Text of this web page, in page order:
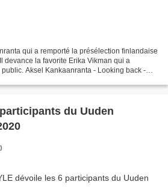
qui a remporté la présélection finlandaise
devance la favorite Erika Vikman qui a
Aksel Kankaanranta - Looking back -
du Uuden